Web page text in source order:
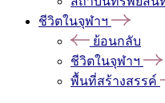
ชีวิตในจุฬาฯ
ย้อนกลับ
ชีวิตในจุฬาฯ
พื้นที่สร้างสรรค์